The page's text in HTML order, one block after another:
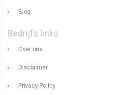
Blog
Bedrijfs links
Over ons
Disclaimer
Privacy Policy